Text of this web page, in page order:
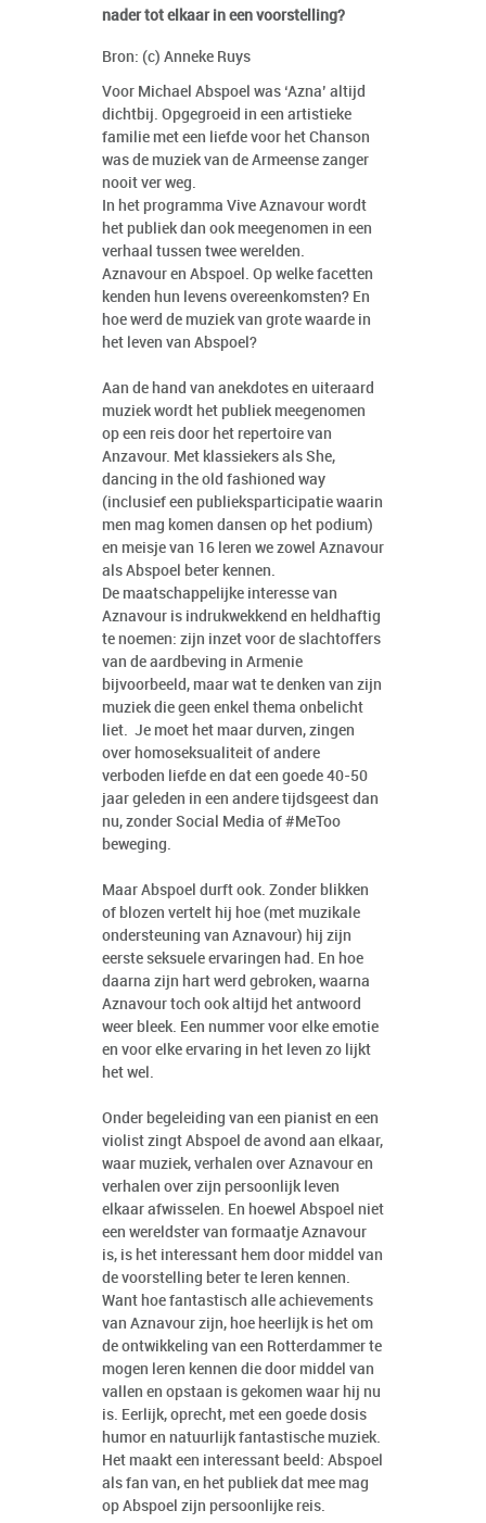
nader tot elkaar in een voorstelling?
Bron: (c) Anneke Ruys
Voor Michael Abspoel was ‘Azna’ altijd
dichtbij. Opgegroeid in een artistieke
familie met een liefde voor het Chanson
was de muziek van de Armeense zanger
nooit ver weg.
In het programma Vive Aznavour wordt
het publiek dan ook meegenomen in een
verhaal tussen twee werelden.
Aznavour en Abspoel. Op welke facetten
kenden hun levens overeenkomsten? En
hoe werd de muziek van grote waarde in
het leven van Abspoel?
Aan de hand van anekdotes en uiteraard
muziek wordt het publiek meegenomen
op een reis door het repertoire van
Anzavour. Met klassiekers als She,
dancing in the old fashioned way
(inclusief een publieksparticipatie waarin
men mag komen dansen op het podium)
en meisje van 16 leren we zowel Aznavour
als Abspoel beter kennen.
De maatschappelijke interesse van
Aznavour is indrukwekkend en heldhaftig
te noemen: zijn inzet voor de slachtoffers
van de aardbeving in Armenie
bijvoorbeeld, maar wat te denken van zijn
muziek die geen enkel thema onbelicht
liet. Je moet het maar durven, zingen
over homoseksualiteit of andere
verboden liefde en dat een goede 40-50
jaar geleden in een andere tijdsgeest dan
nu, zonder Social Media of #MeToo
beweging.
Maar Abspoel durft ook. Zonder blikken
of blozen vertelt hij hoe (met muzikale
ondersteuning van Aznavour) hij zijn
eerste seksuele ervaringen had. En hoe
daarna zijn hart werd gebroken, waarna
Aznavour toch ook altijd het antwoord
weer bleek. Een nummer voor elke emotie
en voor elke ervaring in het leven zo lijkt
het wel.
Onder begeleiding van een pianist en een
violist zingt Abspoel de avond aan elkaar,
waar muziek, verhalen over Aznavour en
verhalen over zijn persoonlijk leven
elkaar afwisselen. En hoewel Abspoel niet
een wereldster van formaatje Aznavour
is, is het interessant hem door middel van
de voorstelling beter te leren kennen.
Want hoe fantastisch alle achievements
van Aznavour zijn, hoe heerlijk is het om
de ontwikkeling van een Rotterdammer te
mogen leren kennen die door middel van
vallen en opstaan is gekomen waar hij nu
is. Eerlijk, oprecht, met een goede dosis
humor en natuurlijk fantastische muziek.
Het maakt een interessant beeld: Abspoel
als fan van, en het publiek dat mee mag
op Abspoel zijn persoonlijke reis.